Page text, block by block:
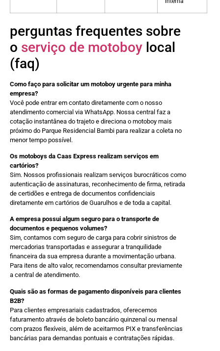
perguntas frequentes sobre
o serviço de motoboy local
(faq)
Como faço para solicitar um motoboy urgente para minha
empresa?
Você pode entrar em contato diretamente com o nosso
atendimento comercial via WhatsApp. Nossa central faz a
cotação instantânea do trajeto e direciona o motoboy mais
próximo do Parque Residencial Bambi para realizar a coleta no
menor tempo possível.
Os motoboys da Caas Express realizam serviços em
cartórios?
Sim. Nossos profissionais realizam serviços burocráticos como
autenticação de assinaturas, reconhecimento de firma, retirada
de certidões e entrega de documentos confidenciais
diretamente em cartórios de Guarulhos e de toda a capital.
A empresa possui algum seguro para o transporte de
documentos e pequenos volumes?
Sim, contamos com seguro de carga para cobrir sinistros de
mercadorias transportadas e assegurar a tranquilidade
financeira da sua empresa durante a movimentação urbana.
Para itens de alto valor, recomendamos consultar previamente
a central de atendimento.
Quais são as formas de pagamento disponíveis para clientes
B2B?
Para clientes empresariais cadastrados, oferecemos
faturamento através de boleto bancário quinzenal ou mensal
com prazos flexíveis, além de aceitarmos PIX e transferências
bancárias para demandas pontuais e contratações rápidas.